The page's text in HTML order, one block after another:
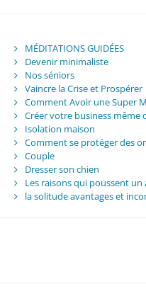
MÉDITATIONS GUIDÉES
Devenir minimaliste
Nos séniors
Vaincre la Crise et Prospérer
Comment Avoir une Super
Créer votre business même
Isolation maison
Comment se protéger des
Couple
Dresser son chien
Les raisons qui poussent
la solitude avantages et